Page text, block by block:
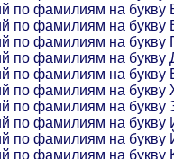
по фамилиям на букву
по фамилиям на букву
по фамилиям на букву
по фамилиям на букву
по фамилиям на букву
по фамилиям на букву
по фамилиям на букву
по фамилиям на букву
по фамилиям на букву
по фамилиям на букву